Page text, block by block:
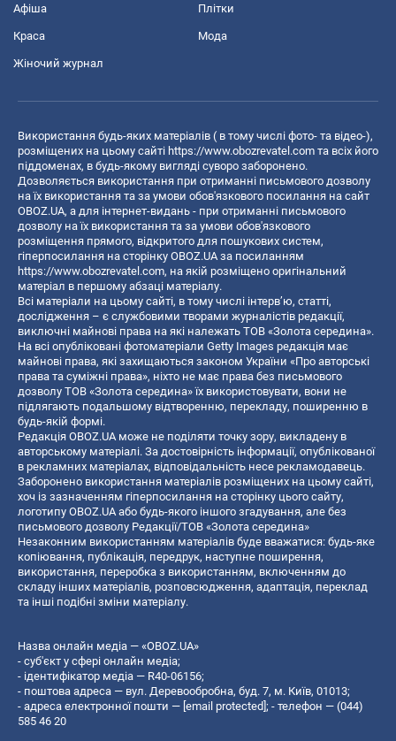
Афіша Плітки
Краса Мода
Жіночий журнал
Використання будь-яких матеріалів ( в тому числі фото- та відео-),
розміщених на цьому сайті https://www.obozrevatel.com та всіх його
піддоменах, в будь-якому вигляді суворо заборонено.
Дозволяється використання при отриманні письмового дозволу
на їх використання та за умови обов'язкового посилання на сайт
OBOZ.UA, а для інтернет-видань - при отриманні письмового
дозволу на їх використання та за умови обов'язкового
розміщення прямого, відкритого для пошукових систем,
гіперпосилання на сторінку OBOZ.UA за посиланням
https://www.obozrevatel.com, на якій розміщено оригінальний
матеріал в першому абзаці матеріалу.
Всі матеріали на цьому сайті, в тому числі інтерв’ю, статті,
дослідження – є службовими творами журналістів редакції,
виключні майнові права на які належать ТОВ «Золота середина».
На всі опубліковані фотоматеріали Getty Images редакція має
майнові права, які захищаються законом України «Про авторські
права та суміжні права», ніхто не має права без письмового
дозволу ТОВ «Золота середина» їх використовувати, вони не
підлягають подальшому відтворенню, перекладу, поширенню в
будь-якій формі.
Редакція OBOZ.UA може не поділяти точку зору, викладену в
авторському матеріалі. За достовірність інформації, опублікованої
в рекламних матеріалах, відповідальність несе рекламодавець.
Заборонено використання матеріалів розміщених на цьому сайті,
хоч із зазначенням гіперпосилання на сторінку цього сайту,
логотипу OBOZ.UA або будь-якого іншого згадування, але без
письмового дозволу Редакції/ТОВ «Золота середина»
Незаконним використанням матеріалів буде вважатися: будь-яке
копiювання, публiкацiя, передрук, наступне поширення,
використання, переробка з використанням, включенням до
складу інших матеріалів, розповсюдження, адаптація, переклад
та інші подібні зміни матеріалу.
Назва онлайн медіа — «OBOZ.UA»
- суб'єкт у сфері онлайн медіа;
- ідентифікатор медіа — R40-06156;
- поштова адреса — вул. Деревообробна, буд. 7, м. Київ, 01013;
- адреса електронної пошти — [email protected]; - телефон — (044)
585 46 20